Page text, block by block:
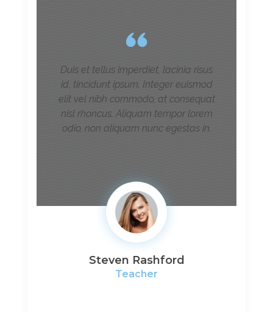
Duis et tellus imperdiet, lacinia risus
id, tincidunt ipsum. Integer euismod
elit vel nibh commodo, at consequat
nisl rhoncus. Aliquam tempor lorem
odio, non aliquam nunc egestas in.
Steven Rashford
Teacher